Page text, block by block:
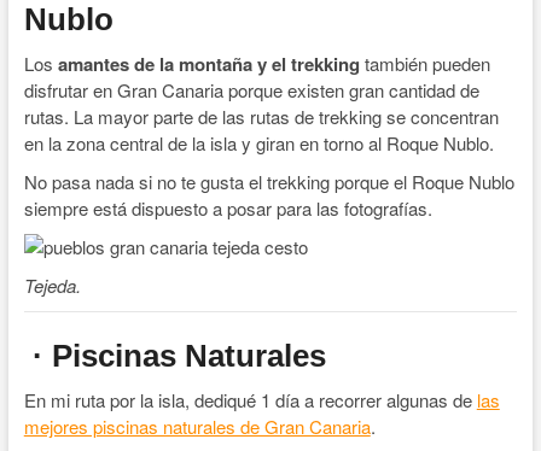
Nublo
Los amantes de la montaña y el trekking también pueden
disfrutar en Gran Canaria porque existen gran cantidad de
rutas. La mayor parte de las rutas de trekking se concentran
en la zona central de la isla y giran en torno al Roque Nublo.
No pasa nada si no te gusta el trekking porque el Roque Nublo
siempre está dispuesto a posar para las fotografías.
Tejeda.
· Piscinas Naturales
En mi ruta por la isla, dediqué 1 día a recorrer algunas de las
mejores piscinas naturales de Gran Canaria.